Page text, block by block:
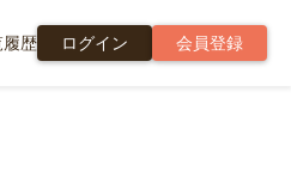
履歴 ログイン 会員登録